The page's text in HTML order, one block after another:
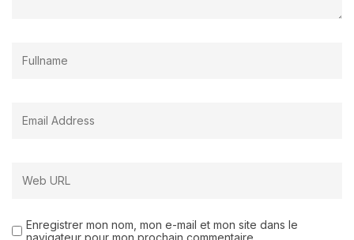
Enregistrer mon nom, mon e-mail et mon site dans le
navigateur pour mon prochain commentaire.